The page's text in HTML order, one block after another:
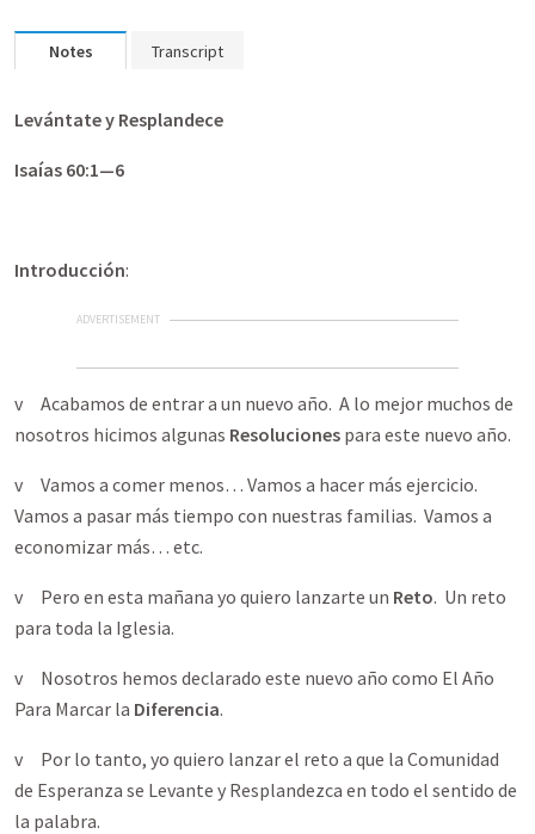
Notes Transcript
Levántate y Resplandece
Isaías 60:1—6
Introducción:
ADVERTISEMENT
v Acabamos de entrar a un nuevo año. A lo mejor muchos de
nosotros hicimos algunas Resoluciones para este nuevo año.
v Vamos a comer menos… Vamos a hacer más ejercicio.
Vamos a pasar más tiempo con nuestras familias. Vamos a
economizar más… etc.
v Pero en esta mañana yo quiero lanzarte un Reto. Un reto
para toda la Iglesia.
v Nosotros hemos declarado este nuevo año como El Año
Para Marcar la Diferencia.
v Por lo tanto, yo quiero lanzar el reto a que la Comunidad
de Esperanza se Levante y Resplandezca en todo el sentido de
la palabra.